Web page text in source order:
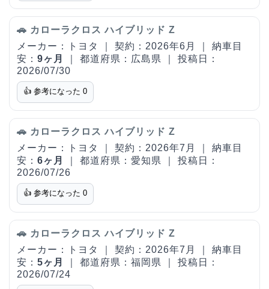
🚗 カローラクロス ハイブリッド Z
メーカー：トヨタ ｜ 契約：2026年6月 ｜ 納車目
安： 9ヶ月
｜ 都道府県：広島県 ｜ 投稿日：
2026/07/30
👍 参考になった 0
🚗 カローラクロス ハイブリッド Z
メーカー：トヨタ ｜ 契約：2026年7月 ｜ 納車目
安： 6ヶ月
｜ 都道府県：愛知県 ｜ 投稿日：
2026/07/26
👍 参考になった 0
🚗 カローラクロス ハイブリッド Z
メーカー：トヨタ ｜ 契約：2026年7月 ｜ 納車目
安： 5ヶ月
｜ 都道府県：福岡県 ｜ 投稿日：
2026/07/24